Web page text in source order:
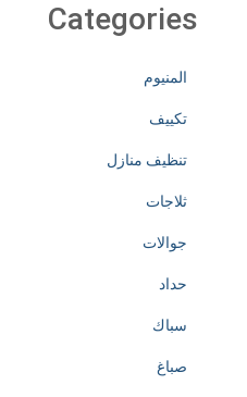
Categories
المنيوم
تكييف
تنظيف منازل
ثلاجات
جوالات
حداد
سباك
صباغ